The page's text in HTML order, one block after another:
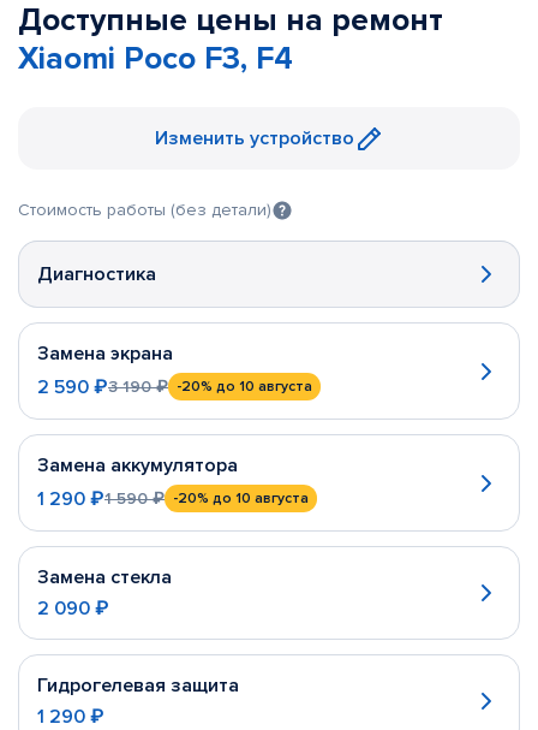
Доступные цены на ремонт
Xiaomi Poco F3, F4
Изменить устройство
Стоимость работы (без детали)
Диагностика
Замена экрана
2 590 ₽3 190 ₽ -20% до 10 августа
Замена аккумулятора
1 290 ₽1 590 ₽ -20% до 10 августа
Замена стекла
2 090 ₽
Гидрогелевая защита
1 290 ₽